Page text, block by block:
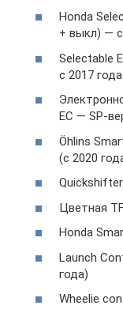
Honda
+ выкл) —
Selectable
с 2017 года
EC — SP-
Öhlins
(с 2020
Цветная
Honda
Launch
года)
Wheelie